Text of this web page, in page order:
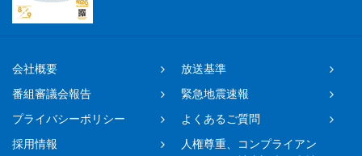
会社概要
放送基準
番組審議会報告
緊急地震速報
プライバシーポリシー
よくあるご質問
採用情報
人権尊重、コンプライアン